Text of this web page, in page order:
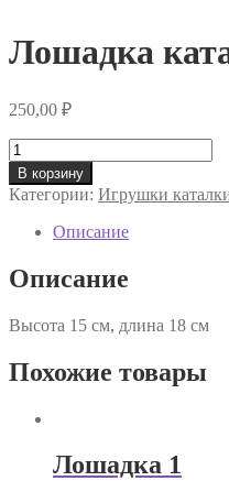
Лошадка
250,00 ₽
Количество
товара
Лошадка
каталка
В корзину
Категории: Игрушки
Описание
Описание
Высота 15 см, длина 18 см
Похожие товары
Лошадка 1